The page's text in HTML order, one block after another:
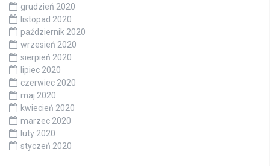
grudzień 2020
listopad 2020
październik 2020
wrzesień 2020
sierpień 2020
lipiec 2020
czerwiec 2020
maj 2020
kwiecień 2020
marzec 2020
luty 2020
styczeń 2020